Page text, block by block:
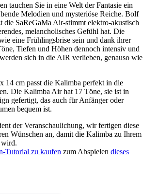
tauchen Sie in eine Welt der Fantasie ein
Melodien und mysteriöse Reiche. Bolf
die SaReGaMa Air-stimmt elektro-akustisch
melancholisches Gefühl hat. Die
eine Frühlingsbrise sein und dank ihrer
Tiefen und Höhen dennoch intensiv und
sich in die AIR verlieben, genauso wie
14 cm passt die Kalimba perfekt in die
Die Kalimba Air hat 17 Töne, sie ist in
gefertigt, das auch für Anfänger oder
bequem ist.
der Veranschaulichung, wir fertigen diese
Wünschen an, damit die Kalimba zu Ihrem
wird.
Tutorial zu kaufen zum Abspielen dieses